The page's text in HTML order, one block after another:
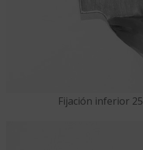
Fijación inferior